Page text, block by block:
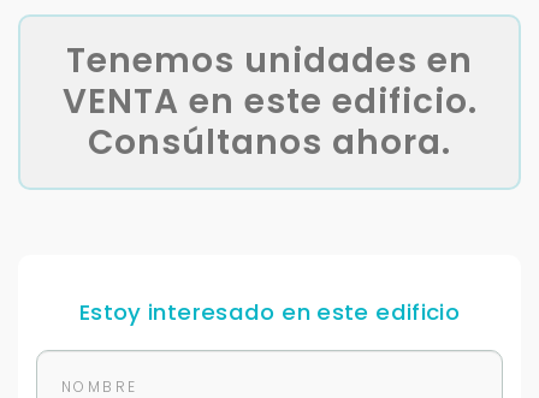
Tenemos unidades en
VENTA en este edificio.
Consúltanos ahora.
Estoy interesado en este edificio